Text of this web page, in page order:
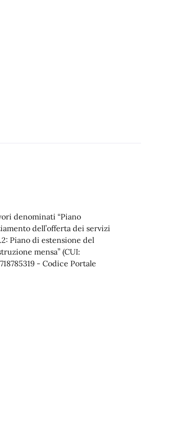
denominati “Piano
dell’offerta dei servizi
Piano di estensione del
mensa” (CUI:
- Codice Portale